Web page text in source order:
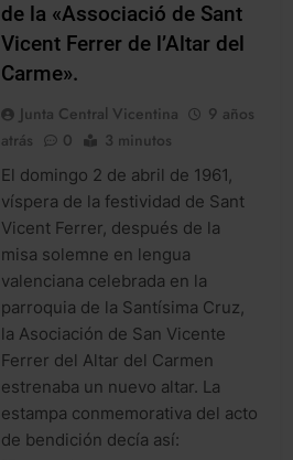
de la «Associació de Sant
Vicent Ferrer de l’Altar del
Carme».
Junta Central Vicentina
9 años
atrás
0 3 minutos
El domingo 2 de abril de 1961,
víspera de la festividad de Sant
Vicent Ferrer, después de la
misa solemne en lengua
valenciana celebrada en la
parroquia de la Santísima Cruz,
la Asociación de San Vicente
Ferrer del Altar del Carmen
estrenaba un nuevo altar. La
estampa conmemorativa del acto
de bendición decía así: